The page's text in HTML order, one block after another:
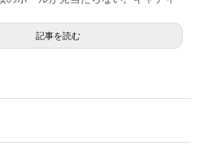
記事を読む